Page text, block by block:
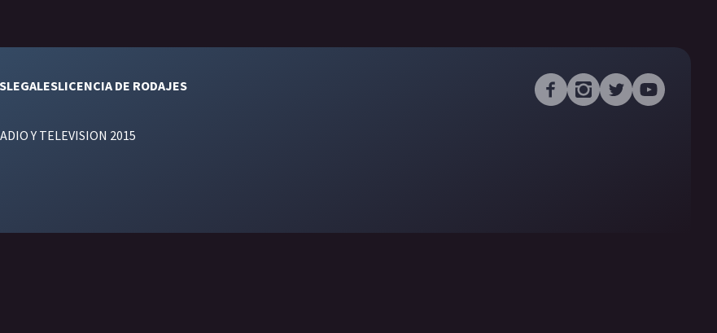
LEGALESLICENCIA DE RODAJES
Y TELEVISION 2015